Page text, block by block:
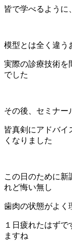
皆で学べるように
模型とは全く違う
実際の診療技術を
でした
その後、セミナー
皆真剣にアドバイ
くなりました
この日のために新
れど悔い無し
歯肉の状態がよく
１日疲れたはず
ますね